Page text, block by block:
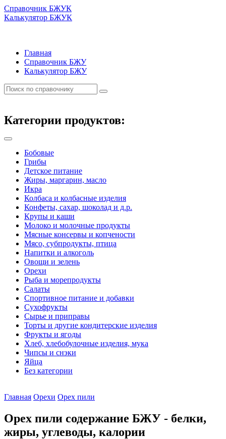
Справочник БЖУК
Калькулятор БЖУК
Главная
Справочник БЖУ
Калькулятор БЖУ
Категории продуктов:
Бобовые
Грибы
Детское питание
Жиры, маргарин, масло
Икра
Колбаса и колбасные изделия
Конфеты, сахар, шоколад и д.р.
Крупы и каши
Молоко и молочные продукты
Мясные консервы и копчености
Мясо, субпродукты, птица
Напитки и алкоголь
Овощи и зелень
Орехи
Рыба и морепродукты
Салаты
Спортивное питание и добавки
Сухофрукты
Сырье и приправы
Торты и другие кондитерские изделия
Фрукты и ягоды
Хлеб, хлебобулочные изделия, мука
Чипсы и снэки
Яйца
Без категории
Главная Орехи Орех пили
Орех пили содержание БЖУ - белки,
жиры, углеводы, калории